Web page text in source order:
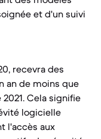
et d'un suivi
recevra des
an de moins que
Cela signifie
logicielle
l'accès aux